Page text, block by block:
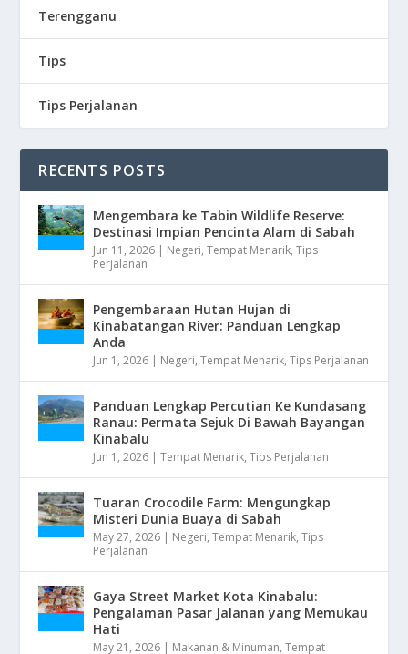
Terengganu
Tips
Tips Perjalanan
RECENTS POSTS
Mengembara ke Tabin Wildlife Reserve:
Destinasi Impian Pencinta Alam di Sabah
Jun 11, 2026 | Negeri,Tempat Menarik,Tips
Perjalanan
Pengembaraan Hutan Hujan di
Kinabatangan River: Panduan Lengkap
Anda
Jun 1, 2026 | Negeri,Tempat Menarik,Tips Perjalanan
Panduan Lengkap Percutian Ke Kundasang
Ranau: Permata Sejuk Di Bawah Bayangan
Kinabalu
Jun 1, 2026 |Tempat Menarik,Tips Perjalanan
Tuaran Crocodile Farm: Mengungkap
Misteri Dunia Buaya di Sabah
May 27, 2026 | Negeri,Tempat Menarik,Tips
Perjalanan
Gaya Street Market Kota Kinabalu:
Pengalaman Pasar Jalanan yang Memukau
Hati
May 21, 2026 | Makanan & Minuman,Tempat